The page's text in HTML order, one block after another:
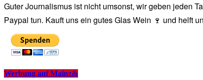
Guter Journalismus ist nicht umsonst, wir geben jeden
Paypal tun. Kauft uns ein gutes Glas Wein 🍷 und helft
Werbung auf Mainz&